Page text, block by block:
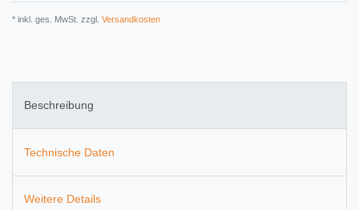
* inkl. ges. MwSt. zzgl. Versandkosten
Beschreibung
Technische Daten
Weitere Details